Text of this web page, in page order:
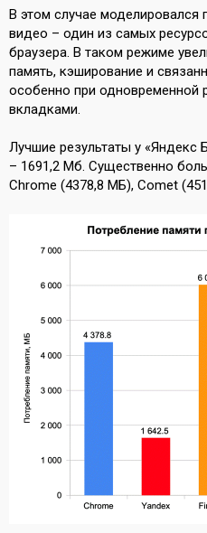
В этом случае
видео – один из самых
браузера. В таком режиме
память, кэширование и
особенно при одновременной
вкладками.
Лучшие результаты у «Яндекс
– 1691,2 Мб. Существенно
Chrome (4378,8 МБ), Comet